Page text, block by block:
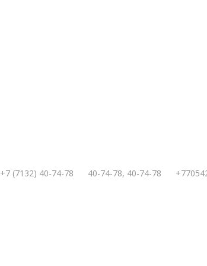
+7 (7132) 40-74-78 40-74-78, 40-74-78